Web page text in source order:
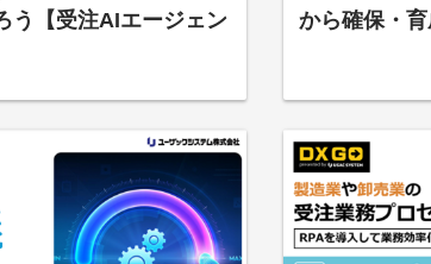
う【受注AIエージェン
から確保・